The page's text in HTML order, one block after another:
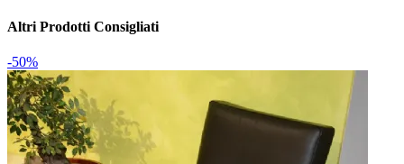
Altri Prodotti Consigliati
-50%